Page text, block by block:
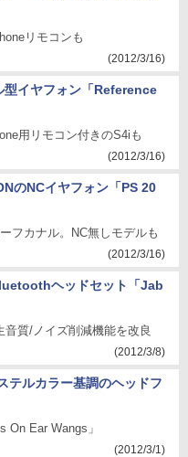
リモコンも
(2012/3/16)
イヤフォン「Reference
用リモコン付きのS4iも
(2012/3/16)
のNCイヤフォン「PS 20
フカナル。NC無しモデルも
(2012/3/16)
ヘッドセット「Jab
音質/ノイズ削減機能を改良
(2012/3/8)
テルカラー基調のヘッドフ
On Ear Wangs」
(2012/3/1)